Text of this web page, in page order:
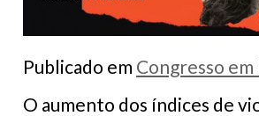
Publicado em Congresso em
O aumento dos índices de